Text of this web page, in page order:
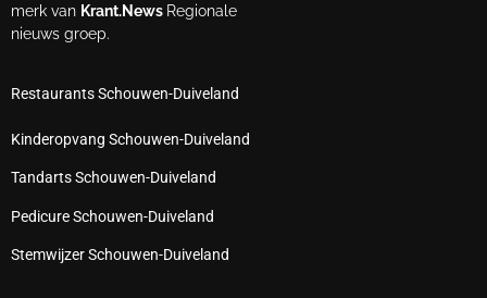
merk van Krant.News Regionale
nieuws groep.
Restaurants Schouwen-Duiveland
Kinderopvang Schouwen-Duiveland
Tandarts Schouwen-Duiveland
Pedicure Schouwen-Duiveland
Stemwijzer Schouwen-Duiveland